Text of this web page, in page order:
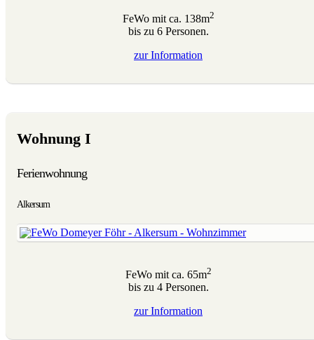
FeWo mit ca. 138m2
bis zu 6 Personen.
zurInformation
Wohnung I
Ferienwohnung
Alkersum
FeWo mit ca. 65m2
bis zu 4 Personen.
zurInformation